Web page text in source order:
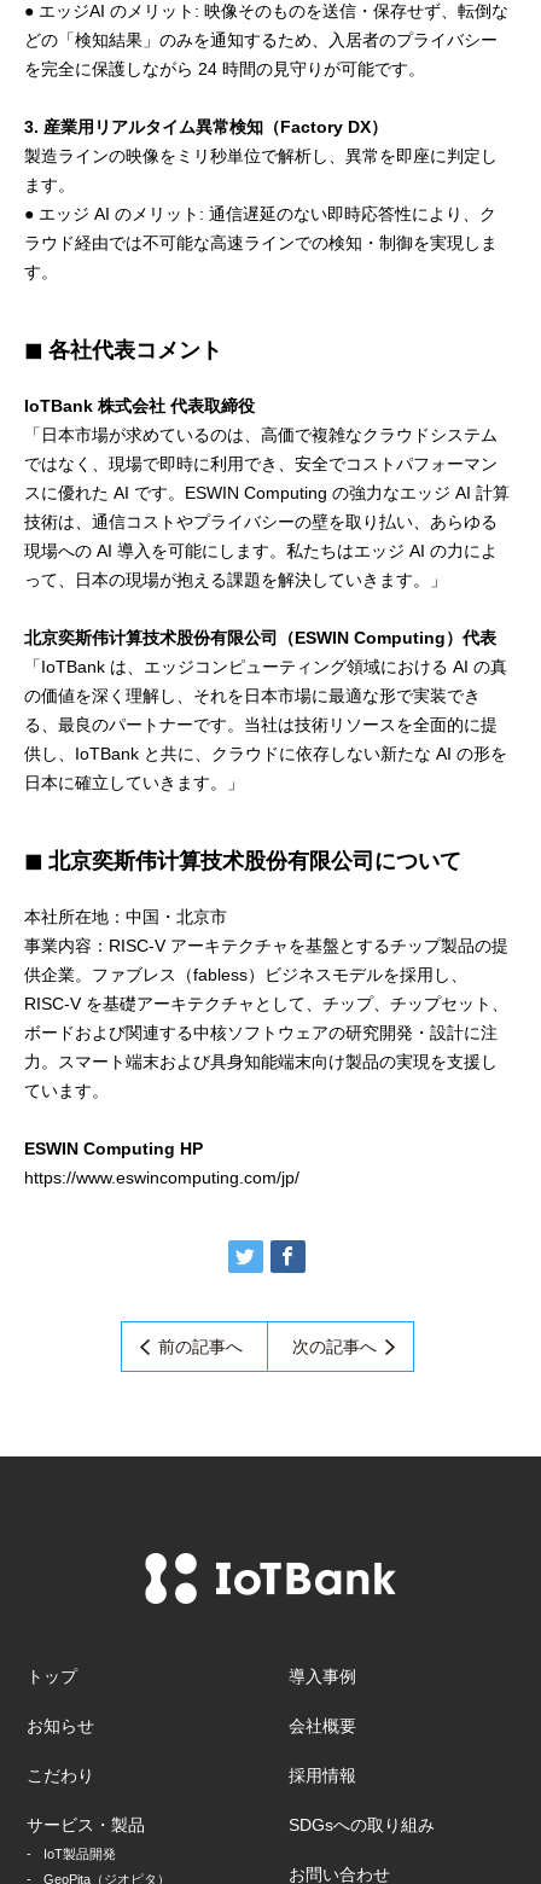
● エッジAI のメリット: 映像そのものを送信・保存せず、転倒な
どの「検知結果」のみを通知するため、入居者のプライバシー
を完全に保護しながら 24 時間の見守りが可能です。
3. 産業用リアルタイム異常検知（Factory DX）
製造ラインの映像をミリ秒単位で解析し、異常を即座に判定し
ます。
● エッジ AI のメリット: 通信遅延のない即時応答性により、ク
ラウド経由では不可能な高速ラインでの検知・制御を実現しま
す。
◼ 各社代表コメント
IoTBank 株式会社 代表取締役
「日本市場が求めているのは、高価で複雑なクラウドシステム
ではなく、現場で即時に利用でき、安全でコストパフォーマン
スに優れた AI です。ESWIN Computing の強力なエッジ AI 計算
技術は、通信コストやプライバシーの壁を取り払い、あらゆる
現場への AI 導入を可能にします。私たちはエッジ AI の力によ
って、日本の現場が抱える課題を解決していきます。」
北京奕斯伟计算技术股份有限公司（ESWIN Computing）代表
「IoTBank は、エッジコンピューティング領域における AI の真
の価値を深く理解し、それを日本市場に最適な形で実装でき
る、最良のパートナーです。当社は技術リソースを全面的に提
供し、IoTBank と共に、クラウドに依存しない新たな AI の形を
日本に確立していきます。」
◼ 北京奕斯伟计算技术股份有限公司について
本社所在地：中国・北京市
事業内容：RISC-V アーキテクチャを基盤とするチップ製品の提
供企業。ファブレス（fabless）ビジネスモデルを採用し、
RISC-V を基礎アーキテクチャとして、チップ、チップセット、
ボードおよび関連する中核ソフトウェアの研究開発・設計に注
力。スマート端末および具身知能端末向け製品の実現を支援し
ています。
ESWIN Computing HP
https://www.eswincomputing.com/jp/
前の記事へ 次の記事へ
トップ
お知らせ
こだわり
サービス・製品
IoT製品開発
GeoPita（ジオピタ）
導入事例
会社概要
採用情報
SDGsへの取り組み
お問い合わせ